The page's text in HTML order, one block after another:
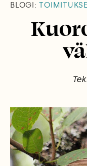
BLOGI: